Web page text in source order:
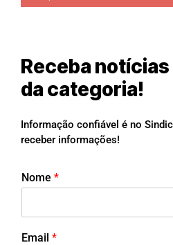
Receba
da categoria!
Informação confiável é no
receber informações!
Nome *
Email *